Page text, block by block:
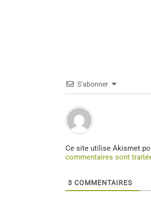
S’abonner
Ce site utilise Akismet
commentaires sont
3 COMMENTAIRES